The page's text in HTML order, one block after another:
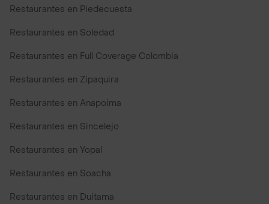
Restaurantes en Piedecuesta
Restaurantes en Soledad
Restaurantes en Full Coverage Colombia
Restaurantes en Zipaquira
Restaurantes en Anapoima
Restaurantes en Sincelejo
Restaurantes en Yopal
Restaurantes en Soacha
Restaurantes en Duitama